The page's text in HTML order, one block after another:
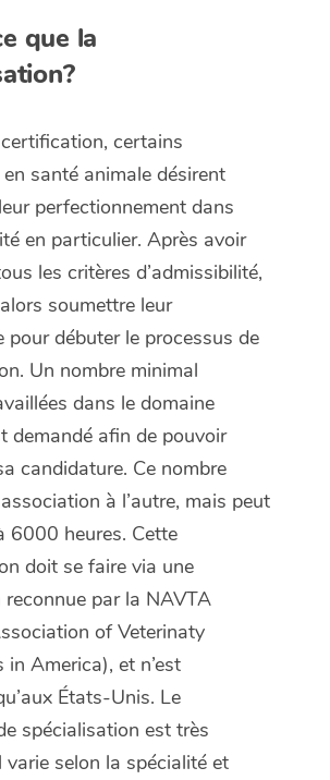
que la
certains
santé animale désirent
perfectionnement dans
en particulier. Après avoir
les critères d’admissibilité,
soumettre leur
pour débuter le processus de
Un nombre minimal
dans le domaine
demandé afin de pouvoir
candidature. Ce nombre
à l’autre, mais peut
6000 heures. Cette
doit se faire via une
par la NAVTA
of Veterinaty
in America), et n’est
États-Unis. Le
spécialisation est très
varie selon la spécialité et